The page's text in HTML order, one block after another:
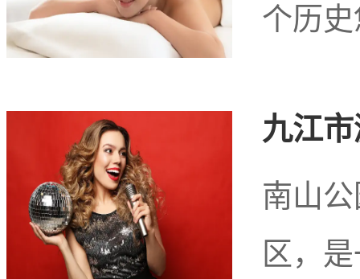
可或缺的一部分。 个历
九江
南山
区，